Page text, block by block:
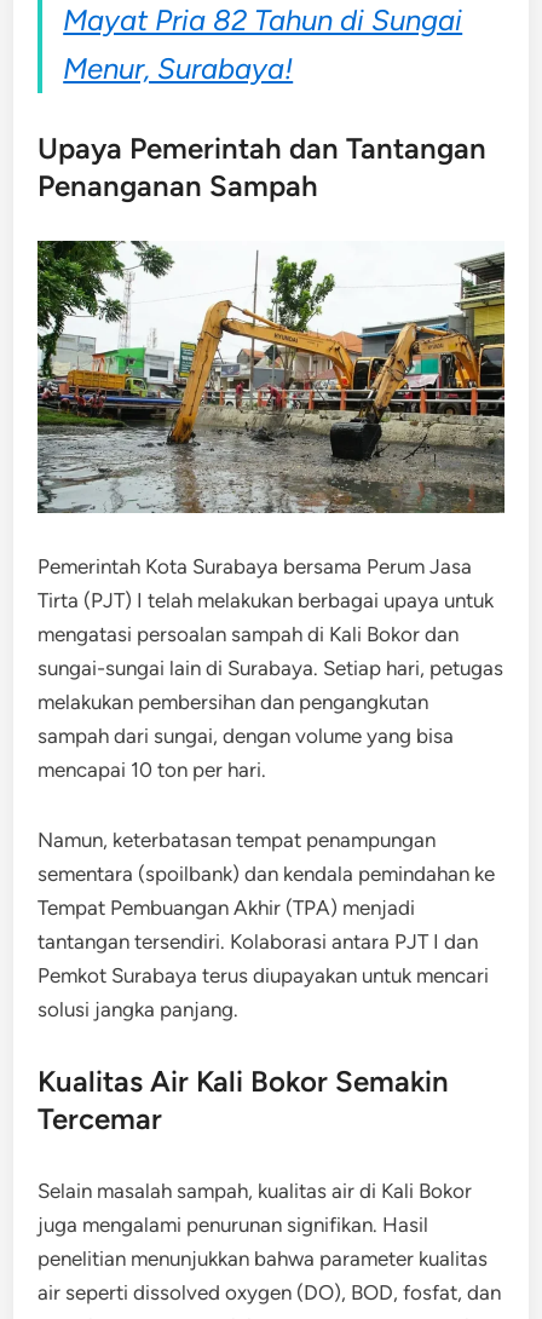
Mayat Pria 82 Tahun di Sungai
Menur, Surabaya!
Upaya Pemerintah dan Tantangan
Penanganan Sampah
Pemerintah Kota Surabaya bersama Perum Jasa
Tirta (PJT) I telah melakukan berbagai upaya untuk
mengatasi persoalan sampah di Kali Bokor dan
sungai-sungai lain di Surabaya. Setiap hari, petugas
melakukan pembersihan dan pengangkutan
sampah dari sungai, dengan volume yang bisa
mencapai 10 ton per hari.
Namun, keterbatasan tempat penampungan
sementara (spoilbank) dan kendala pemindahan ke
Tempat Pembuangan Akhir (TPA) menjadi
tantangan tersendiri. Kolaborasi antara PJT I dan
Pemkot Surabaya terus diupayakan untuk mencari
solusi jangka panjang.
Kualitas Air Kali Bokor Semakin
Tercemar
Selain masalah sampah, kualitas air di Kali Bokor
juga mengalami penurunan signifikan. Hasil
penelitian menunjukkan bahwa parameter kualitas
air seperti dissolved oxygen (DO), BOD, fosfat, dan